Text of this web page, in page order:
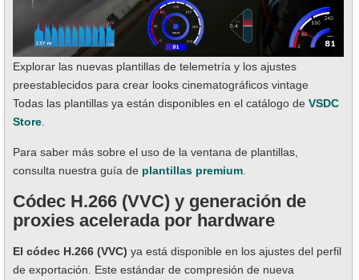
Explorar las nuevas plantillas de telemetría y los ajustes
preestablecidos para crear looks cinematográficos vintage
Todas las plantillas ya están disponibles en el catálogo de VSDC
Store
Para saber más sobre el uso de la ventana de plantillas,
consulta nuestra guía de plantillas premium
Códec H.266 (VVC) y generación de
proxies acelerada por hardware
El códec H.266 (VVC) ya está disponible en los ajustes del perfil
de exportación. Este estándar de compresión de nueva